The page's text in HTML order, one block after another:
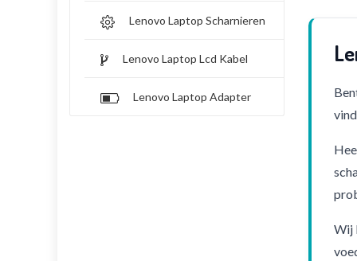
Lenovo Laptop Scharnieren
Lenovo Laptop Lcd Kabel
Lenovo Laptop Adapter
Wij